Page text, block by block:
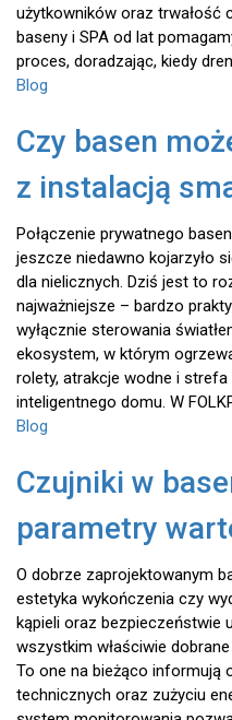
użytkowników oraz trwałość
baseny i SPA od lat
proces, doradzając, kiedy
Blog
Czy basen
z instalacją
Połączenie prywatnego
jeszcze niedawno kojarzyło
dla nielicznych. Dziś jest to
najważniejsze – bardzo
wyłącznie sterowania
ekosystem, w którym
rolety, atrakcje wodne i strefa
inteligentnego domu. W
Blog
Czujniki w
parametry
O dobrze zaprojektowanym
estetyka wykończenia czy
kąpieli oraz bezpieczeństwie
wszystkim właściwie
To one na bieżąco informują
technicznych oraz zużyciu